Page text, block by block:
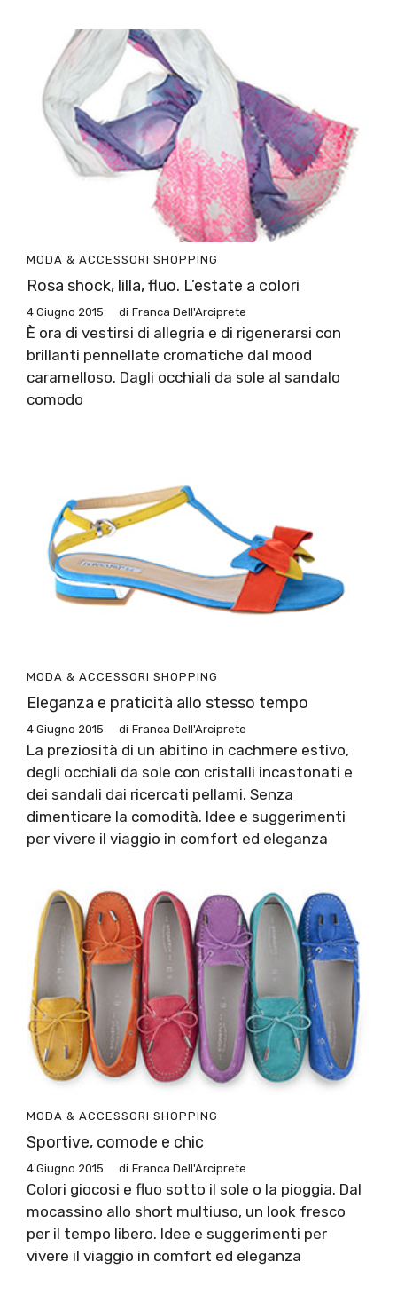
MODA & ACCESSORI SHOPPING
Rosa shock, lilla, fluo. L’estate a colori
4 Giugno 2015 di Franca Dell'Arciprete
È ora di vestirsi di allegria e di rigenerarsi con
brillanti pennellate cromatiche dal mood
caramelloso. Dagli occhiali da sole al sandalo
comodo
MODA & ACCESSORI SHOPPING
Eleganza e praticità allo stesso tempo
4 Giugno 2015 di Franca Dell'Arciprete
La preziosità di un abitino in cachmere estivo,
degli occhiali da sole con cristalli incastonati e
dei sandali dai ricercati pellami. Senza
dimenticare la comodità. Idee e suggerimenti
per vivere il viaggio in comfort ed eleganza
MODA & ACCESSORI SHOPPING
Sportive, comode e chic
4 Giugno 2015 di Franca Dell'Arciprete
Colori giocosi e fluo sotto il sole o la pioggia. Dal
mocassino allo short multiuso, un look fresco
per il tempo libero. Idee e suggerimenti per
vivere il viaggio in comfort ed eleganza